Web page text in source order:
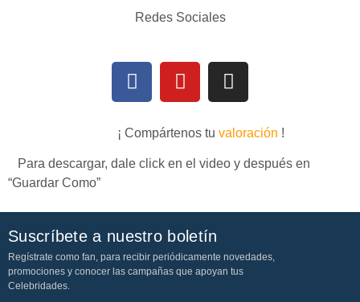
Redes Sociales
¡ Compártenos tu valoración !
Para descargar, dale click en el video y después en
“Guardar Como”
Suscríbete a nuestro boletín
Regístrate como fan, para recibir periódicamente novedades,
promociones y conocer las campañas que apoyan tus
Celebridades.